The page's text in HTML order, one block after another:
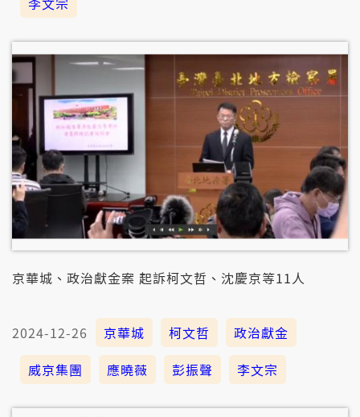
京華城、政治獻金案 起訴柯文哲、沈慶京等11人
2024-12-26 京華城 柯文哲
政治獻金
威京集團
應曉薇 彭振聲 李文宗